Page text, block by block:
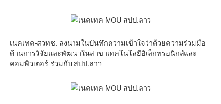
เนคเทค-สวทช. ลงนามในบันทึกความเข้าใจว่าด้วยความร่วมมือ
ด้านการวิจัยและพัฒนาในสาขาเทคโนโลยีอิเล็กทรอนิกส์และ
คอมพิวเตอร์ ร่วมกับ สปป.ลาว